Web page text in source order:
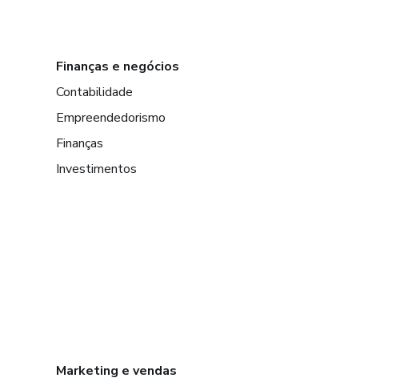
Finanças e negócios
Contabilidade
Empreendedorismo
Finanças
Investimentos
Marketing e vendas